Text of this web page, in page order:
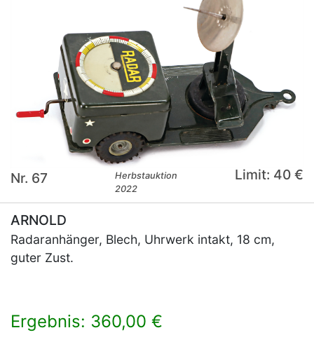
Nr. 67
Herbstauktion
2022
Limit: 40 €
ARNOLD
Radaranhänger, Blech, Uhrwerk intakt, 18 cm,
guter Zust.
Ergebnis: 360,00 €